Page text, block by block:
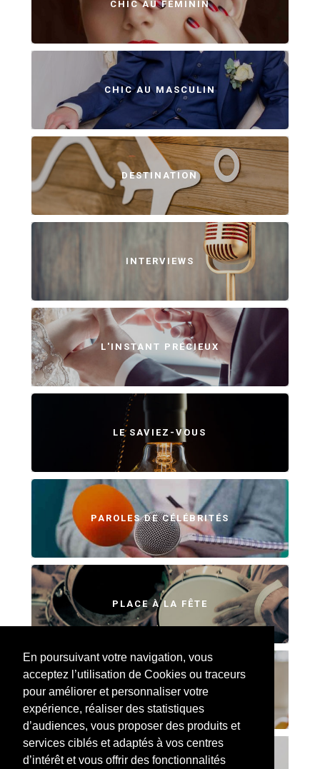
En poursuivant votre navigation, vous
acceptez l’utilisation de Cookies ou traceurs
pour améliorer et personnaliser votre
expérience, réaliser des statistiques
d’audiences, vous proposer des produits et
services ciblés et adaptés à vos centres
d’intérêt et vous offrir des fonctionnalités
CHIC AU FÉMININ
CHIC AU MASCULIN
DESTINATION
INTERVIEWS
L'INSTANT PRÉCIEUX
LE SAVIEZ-VOUS
PAROLES DE CÉLÉBRITÉS
PLACE À LA FÊTE
SWEET HOME